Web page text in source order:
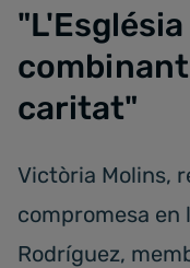
caritat"
Victòria Molins,
compromesa en
Rodríguez,